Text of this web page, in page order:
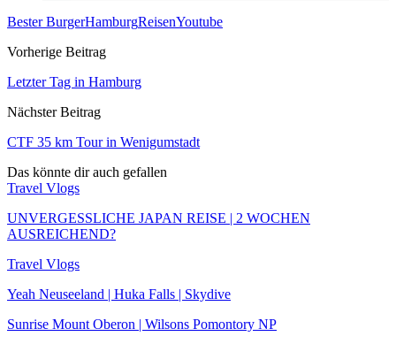
Bester BurgerHamburgReisenYoutube
Vorherige Beitrag
Letzter Tag in Hamburg
Nächster Beitrag
CTF 35 km Tour in Wenigumstadt
Das könnte dir auch gefallen
Travel Vlogs
UNVERGESSLICHE JAPAN REISE | 2 WOCHEN
AUSREICHEND?
Travel Vlogs
Yeah Neuseeland | Huka Falls | Skydive
Sunrise Mount Oberon | Wilsons Pomontory NP